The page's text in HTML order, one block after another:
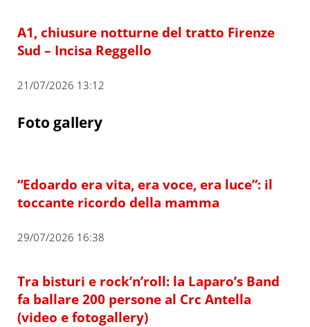
A1, chiusure notturne del tratto Firenze
Sud – Incisa Reggello
21/07/2026 13:12
Foto gallery
“Edoardo era vita, era voce, era luce”: il
toccante ricordo della mamma
29/07/2026 16:38
Tra bisturi e rock’n’roll: la Laparo’s Band
fa ballare 200 persone al Crc Antella
(video e fotogallery)